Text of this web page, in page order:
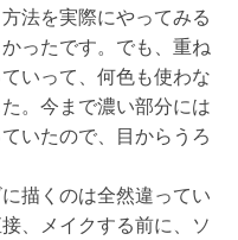
法を実際にやってみる
ったです。でも、重ね
いって、何色も使わな
。今まで濃い部分には
いたので、目からうろ
描くのは全然違ってい
、メイクする前に、ソ